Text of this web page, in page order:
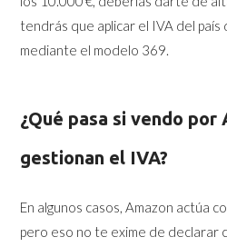
tendrás que aplicar el IVA del
mediante el modelo 369.
¿Qué pasa si vendo por
gestionan el IVA?
En algunos casos, Amazon actúa
pero eso no te exime de declarar